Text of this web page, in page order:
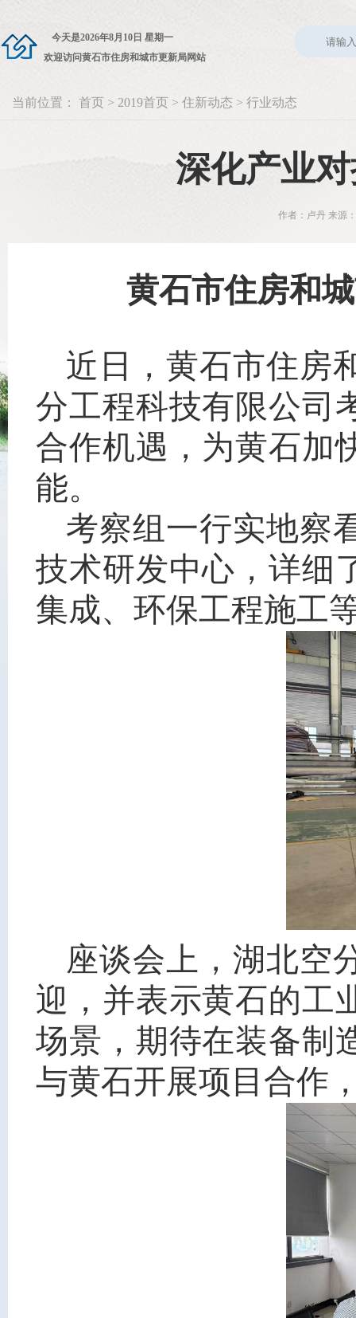
今天是2026年8月10日 星期一
欢迎访问黄石市住房和城市更新局网站
当前位置： 首页 > 2019首页 > 住新动态 > 行业动态
深化产业
作者：卢丹 来
黄石市住房和
近日，黄石市住房
分工程科技有限公司
合作机遇，为黄石加
能。
考察组一行实地察
技术研发中心，详细
集成、环保工程施工
座谈会上，湖北空
迎，并表示黄石的工
场景，期待在装备制
与黄石开展项目合作